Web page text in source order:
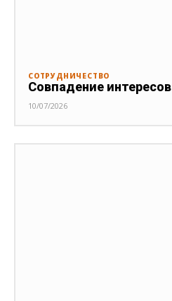
СОТРУДНИЧЕСТВО
Совпадение интересов
10/07/2026